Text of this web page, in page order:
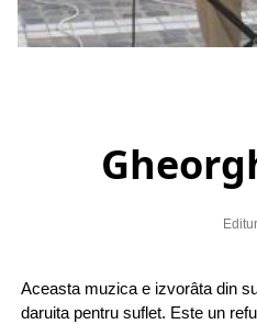
Aceasta muzica e izvorâta din
daruita pentru suflet. Este un